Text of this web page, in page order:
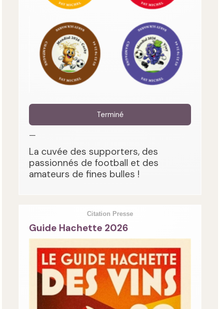
Terminé
—
La cuvée des supporters, des
passionnés de football et des
amateurs de fines bulles !
Citation Presse
Guide Hachette 2026